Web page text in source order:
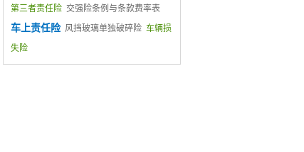
第三者责任险 交强险条例与条款费率表
车上责任险 风挡玻璃单独破碎险 车辆损
失险